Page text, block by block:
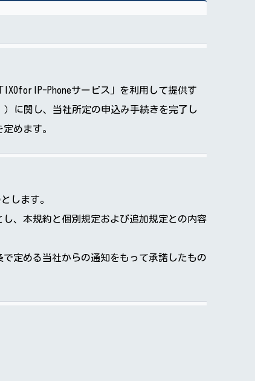
Phoneサービス」を利用して提供す
に関し、当社所定の申込み手続きを完了し
めます。
します。
、本規約と個別規定および追加規定との内容
定める当社からの通知をもって承諾したもの